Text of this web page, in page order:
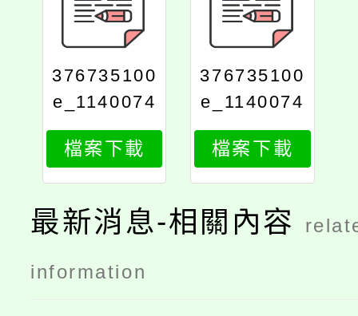
376735100
e_1140074
584_attach
2
檔案下載
376735100
e_1140074
584_attach
1
檔案下載
最新消息-相關內容
information